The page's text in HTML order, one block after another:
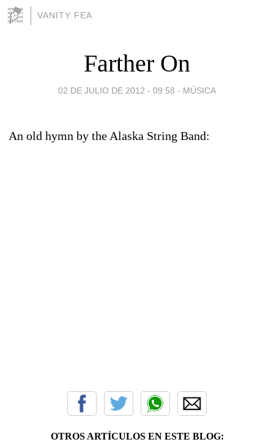
VANITY FEA
Farther On
02 DE JULIO DE 2012 - 09:58 - MÚSICA
An old hymn by the Alaska String Band:
OTROS ARTÍCULOS EN ESTE BLOG: